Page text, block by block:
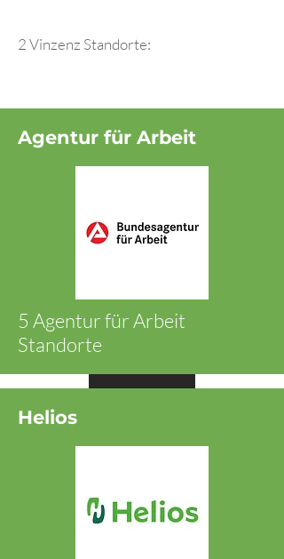
2 Vinzenz Standorte:
Agentur für Arbeit
5 Agentur für Arbeit
Standorte
Ansehen
Helios